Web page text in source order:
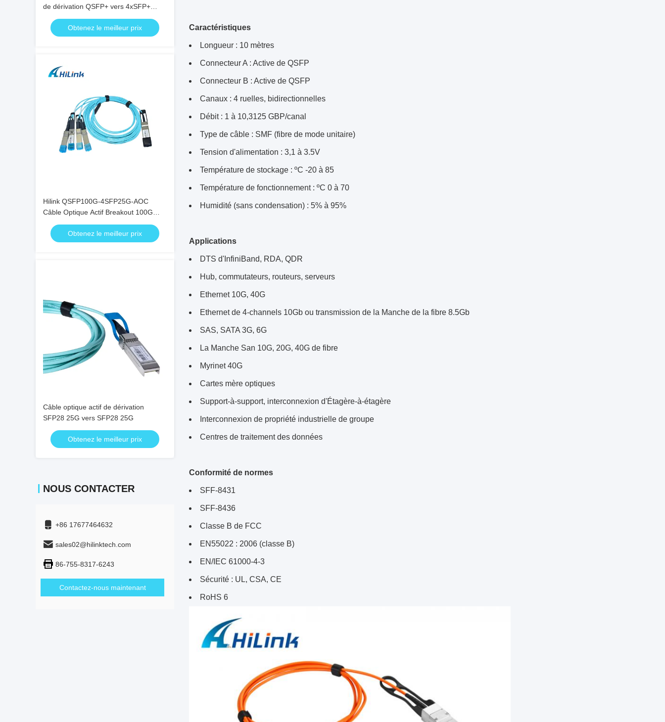
de dérivation QSFP+ vers 4xSFP+
AOC 1-10M
Obtenez le meilleur prix
Hilink QSFP100G-4SFP25G-AOC
Câble Optique Actif Breakout 100G
QSFP28 vers 4X25G SFP28
Obtenez le meilleur prix
Câble optique actif de dérivation
SFP28 25G vers SFP28 25G
Obtenez le meilleur prix
NOUS CONTACTER
+86 17677464632
sales02@hilinktech.com
86-755-8317-6243
Contactez-nous maintenant
Caractéristiques
Longueur : 10 mètres
Connecteur A : Active de QSFP
Connecteur B : Active de QSFP
Canaux : 4 ruelles, bidirectionnelles
Débit : 1 à 10,3125 GBP/canal
Type de câble : SMF (fibre de mode unitaire)
Tension d'alimentation : 3,1 à 3.5V
Température de stockage : ºC -20 à 85
Température de fonctionnement : ºC 0 à 70
Humidité (sans condensation) : 5% à 95%
Applications
DTS d'InfiniBand, RDA, QDR
Hub, commutateurs, routeurs, serveurs
Ethernet 10G, 40G
Ethernet de 4-channels 10Gb ou transmission de la Manche de la fibre 8.5Gb
SAS, SATA 3G, 6G
La Manche San 10G, 20G, 40G de fibre
Myrinet 40G
Cartes mère optiques
Support-à-support, interconnexion d'Étagère-à-étagère
Interconnexion de propriété industrielle de groupe
Centres de traitement des données
Conformité de normes
SFF-8431
SFF-8436
Classe B de FCC
EN55022 : 2006 (classe B)
EN/IEC 61000-4-3
Sécurité : UL, CSA, CE
RoHS 6